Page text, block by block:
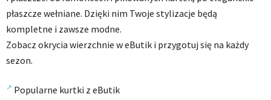
płaszcze wełniane. Dzięki nim Twoje stylizacje będą
kompletne i zawsze modne.
Zobacz okrycia wierzchnie w eButik i przygotuj się na każdy
sezon.
Popularne kurtki z eButik